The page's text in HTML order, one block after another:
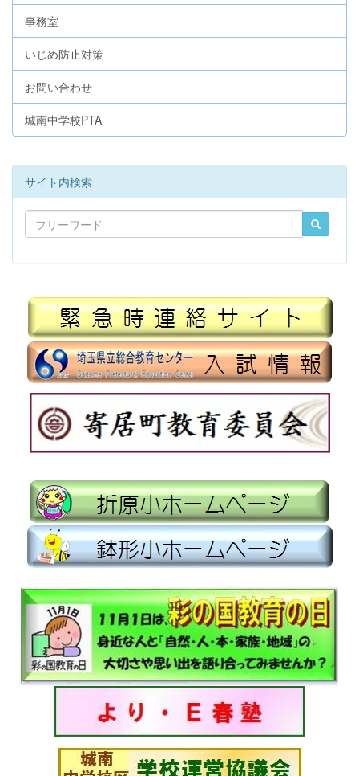
事務室
いじめ防止対策
お問い合わせ
城南中学校PTA
サイト内検索